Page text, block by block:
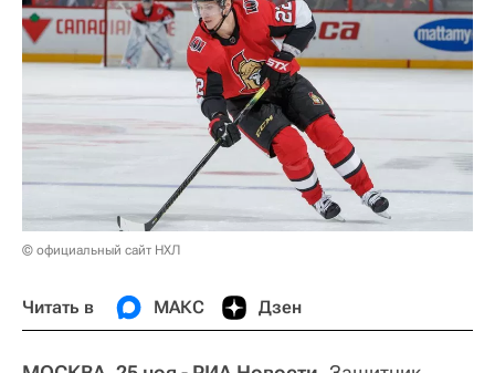
© официальный сайт НХЛ
Читать в МАКС Дзен